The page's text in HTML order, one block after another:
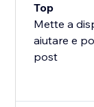
Top
Mette a
aiutare e
post